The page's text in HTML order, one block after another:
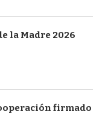
la Madre 2026
firmado